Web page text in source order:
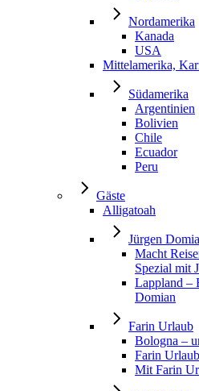
Nordamerika
Kanada
USA
Mittelamerika,
Südamerika
Argentinien
Bolivien
Chile
Ecuador
Peru
Gäste
Alligatoah
Jürgen
Macht
Spezial mit
Lappland –
Domian
Farin Urlaub
Bologna –
Farin
Mit Farin